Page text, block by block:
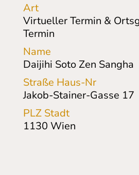
Art
Virtueller Termin &
Termin
Name
Daijihi Soto Zen Sangha
Straße Haus-Nr
Jakob-Stainer-Gasse 17
PLZ Stadt
1130 Wien